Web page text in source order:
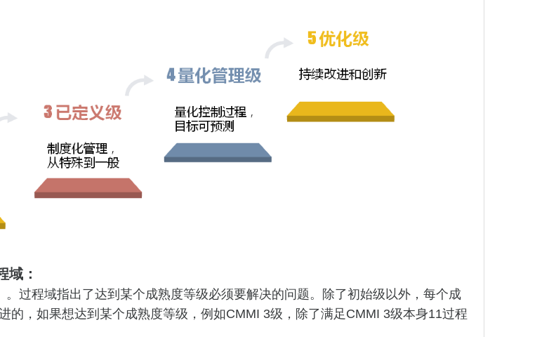
域：
过程域指出了达到某个成熟度等级必须要解决的问题。除了初始级以外，每个成
的，如果想达到某个成熟度等级，例如CMMI 3级，除了满足CMMI 3级本身11过程